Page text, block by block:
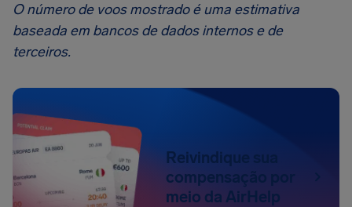
O número de voos mostrado é uma estimativa
baseada em bancos de dados internos e de
terceiros.
Reivindique sua
compensação por
meio da AirHelp